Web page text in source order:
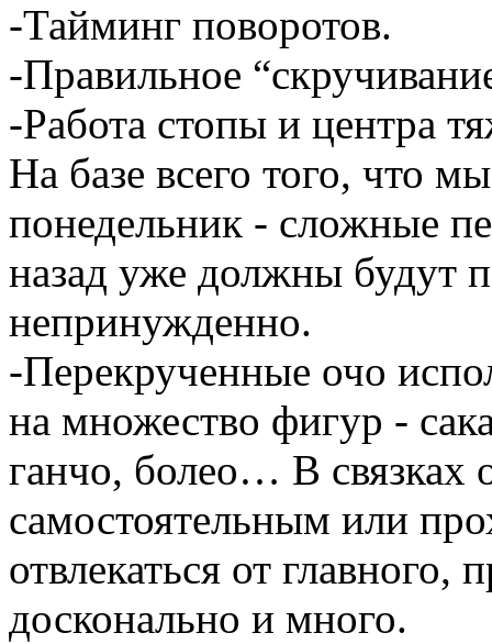
-Тайминг поворотов.
-Правильное
-Работа стопы и центра
На базе всего того, что
понедельник - сложные
назад уже должны будут
непринужденно.
-Перекрученные очо
на множество фигур -
ганчо, болео… В связках
самостоятельным или
отвлекаться от
досконально и много.